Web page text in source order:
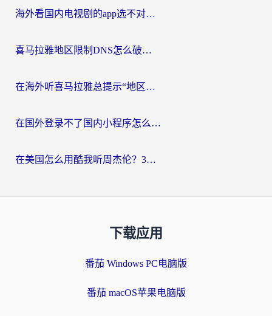
海外看国内电视剧的app选不对？这份回国加速器避坑指南帮你流畅追剧
喜马拉雅地区限制DNS怎么破？海外党听国内音乐听书的终极解决方案
在海外听喜马拉雅总提示“地区限制”？3步轻松解除+听国内音乐全攻略
在国外登录不了国内小程序怎么办？选对回国加速器，轻松解锁国内资源
在美国怎么用酷我听周杰伦？3步搞定海外听歌难题
下载应用
番茄 Windows PC电脑版
番茄 macOS苹果电脑版